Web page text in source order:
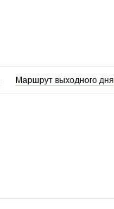
Маршрут выходного дня